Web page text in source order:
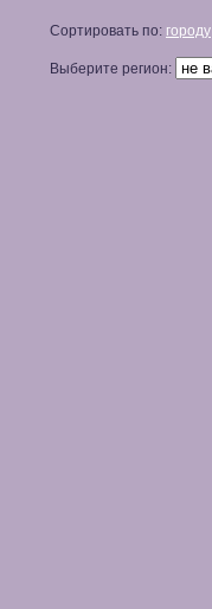
Сортировать по: городу
Выберите регион: